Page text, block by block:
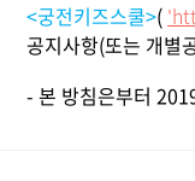
<궁전키즈스쿨>(
공지사항(또는 개별
- 본 방침은부터